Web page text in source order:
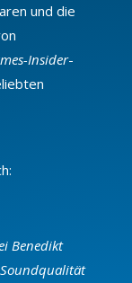
und die
Insider-
Benedikt